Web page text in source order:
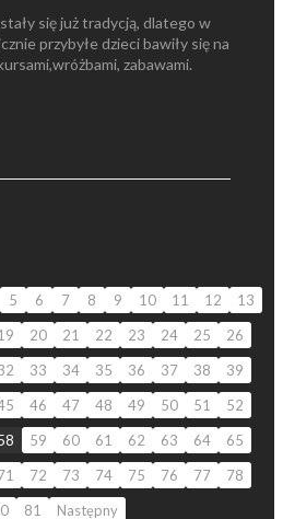
się już tradycją, dlatego w
przybyłe dzieci bawiły się na
zabawami.
5 6 7 8 9 10 11 12
13
20 21 22 23 24 25
26
33 34 35 36 37 38
39
46 47 48 49 50 51
52
59 60 61 62 63 64
65
72 73 74 75 76 77
78
81 Następny